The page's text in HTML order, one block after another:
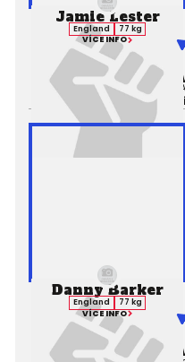
Jamie Lester
England
77 kg
VÍCE INFO
Výsledek:Submission
Danny Barker
England
77 kg
VÍCE INFO